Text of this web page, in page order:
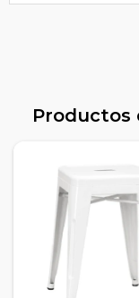
Productos